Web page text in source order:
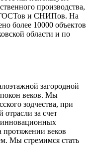
производства,
ГОСТов и СНИПов. На
более 10000 объектов
области и по
загородной
веков. Мы
зодчества, при
отрасли за счет
протяжении веков
Мы стремимся стать